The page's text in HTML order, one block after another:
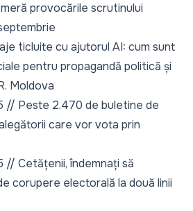
provocările scrutinului
ticluite cu ajutorul AI: cum sunt
pentru propagandă politică și
Moldova
// Peste 2.470 de buletine de
care vor vota prin
// Cetățenii, îndemnați să
corupere electorală la două linii